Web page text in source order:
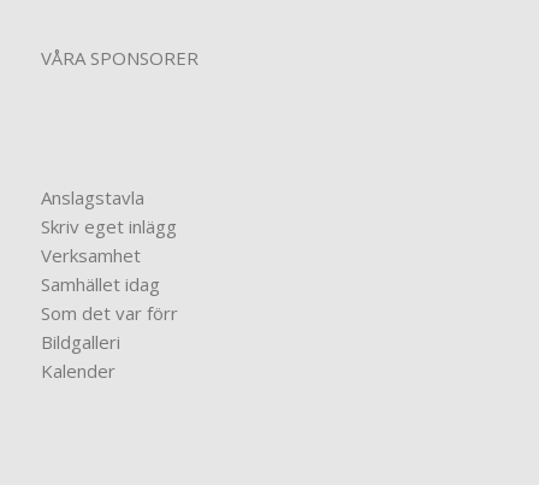
VÅRA SPONSORER
Anslagstavla
Skriv eget inlägg
Verksamhet
Samhället idag
Som det var förr
Bildgalleri
Kalender